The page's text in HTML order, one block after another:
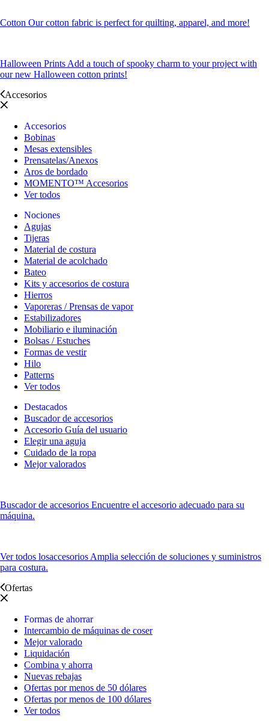
Cotton Our cotton fabric is perfect for quilting, apparel, and more!
Halloween Prints Add a touch of spooky charm to your project with
our new Halloween cotton prints!
Accesorios
Accesorios
Bobinas
Mesas extensibles
Prensatelas/Anexos
Aros de bordado
MOMENTO™ Accesorios
Ver todos
Nociones
Agujas
Tijeras
Material de costura
Material de acolchado
Bateo
Kits y accesorios de costura
Hierros
Vaporeras / Prensas de vapor
Estabilizadores
Mobiliario e iluminación
Bolsas / Estuches
Formas de vestir
Hilo
Patterns
Ver todos
Destacados
Buscador de accesorios
Accesorio Guía del usuario
Elegir una aguja
Cuidado de la ropa
Mejor valorados
Buscador de accesorios Encuentre el accesorio adecuado para su
máquina.
Ver todos losaccesorios Amplia selección de soluciones y suministros
para costura.
Ofertas
Formas de ahorrar
Intercambio de máquinas de coser
Mejor valorado
Liquidación
Combina y ahorra
Nuevas rebajas
Ofertas por menos de 50 dólares
Ofertas por menos de 100 dólares
Ver todos